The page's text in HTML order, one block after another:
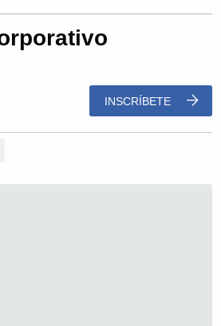
INSCRÍBETE
Linkedin
por whatsapp